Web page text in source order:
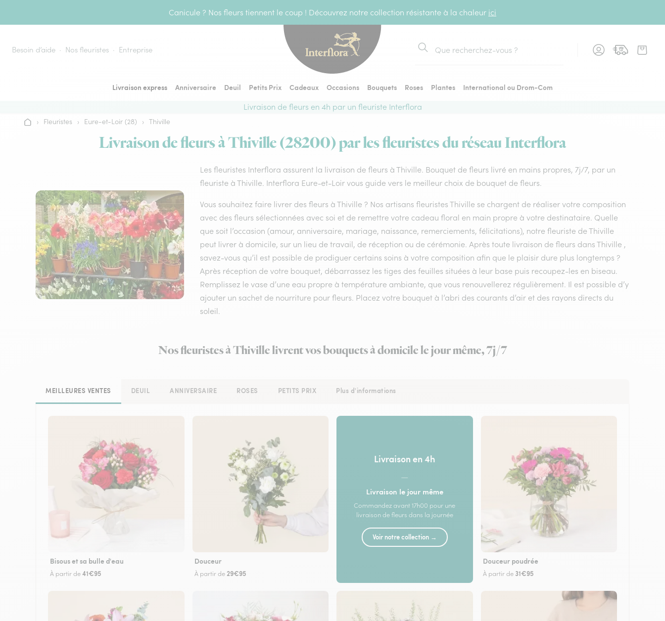
Canicule ? Nos fleurs tiennent le coup ! Découvrez notre collection résistante à la chaleur ici
Besoin d’aide Nos fleuristes Entreprise
Rechercher
Livraison express Anniversaire Deuil Petits Prix Cadeaux Occasions Bouquets Roses Plantes
International ou Drom-Com
Livraison de fleurs en 4h par un fleuriste Interflora
Accueil
› Fleuristes › Eure-et-Loir (28) › Thiville
Livraison de fleurs à Thiville (28200) par les fleuristes du réseau Interflora
Les fleuristes Interflora assurent la livraison de fleurs à Thiville. Bouquet de fleurs livré en mains propres, 7j/7, par un
fleuriste à Thiville. Interflora Eure-et-Loir vous guide vers le meilleur choix de bouquet de fleurs.
Vous souhaitez faire livrer des fleurs à Thiville ? Nos artisans fleuristes Thiville se chargent de réaliser votre composition
avec des fleurs sélectionnées avec soi et de remettre votre cadeau floral en main propre à votre destinataire. Quelle
que soit l’occasion (amour, anniversaire, mariage, naissance, remerciements, félicitations), notre fleuriste de Thiville
peut livrer à domicile, sur un lieu de travail, de réception ou de cérémonie. Après toute livraison de fleurs dans Thiville ,
savez-vous qu’il est possible de prodiguer certains soins à votre composition afin que le plaisir dure plus longtemps ?
Après réception de votre bouquet, débarrassez les tiges des feuilles situées à leur base puis recoupez-les en biseau.
Remplissez le vase d’une eau propre à température ambiante, que vous renouvellerez régulièrement. Il est possible d’y
ajouter un sachet de nourriture pour fleurs. Placez votre bouquet à l’abri des courants d’air et des rayons directs du
soleil.
Nos fleuristes à Thiville livrent vos bouquets à domicile le jour même, 7j/7
MEILLEURES VENTES DEUIL ANNIVERSAIRE ROSES PETITS PRIX Plus d'informations
Bisous et sa bulle d'eau
À partir de41€95
Douceur
À partir de 29€95
Livraison en 4h
—
Livraison le jour même
Commandez avant 17h00 pour une
livraison de fleurs dans la journée
Voir notre collection →
Douceur poudrée
À partir de 31€95